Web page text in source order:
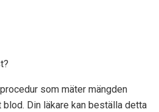
som mäter mängden
Din läkare kan beställa detta